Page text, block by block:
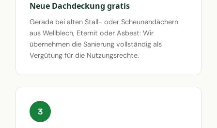
Neue Dachdeckung gratis
Gerade bei alten Stall- oder Scheunendächern
aus Wellblech, Eternit oder Asbest: Wir
übernehmen die Sanierung vollständig als
Vergütung für die Nutzungsrechte.
3